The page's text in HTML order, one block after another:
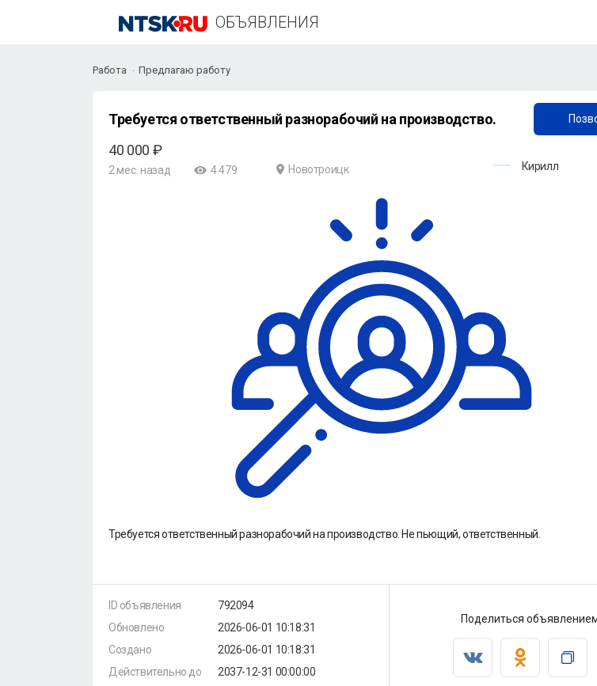
ОБЪЯВЛЕНИЯ
+7 (953) 830-17-21
Работа Предлагаю работу
Требуется ответственный разнорабочий на производство.
40 000 ₽
2 мес. назад 4 479 Новотроицк Кирилл
Требуется ответственный разнорабочий на производство. Не пьющий, ответственный.
ID объявления
Обновлено
Создано
Действительно до
792094
2026-06-01 10:18:31
2026-06-01 10:18:31
2037-12-31 00:00:00
Поделиться